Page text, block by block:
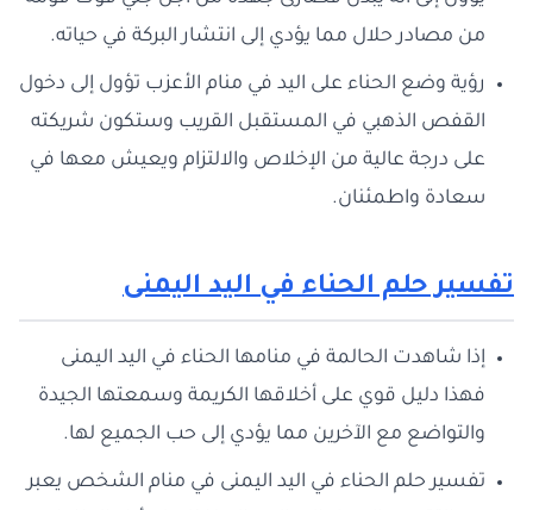
من مصادر حلال مما يؤدي إلى انتشار البركة في حياته.
رؤية وضع الحناء على اليد في منام الأعزب تؤول إلى دخول
القفص الذهبي في المستقبل القريب وستكون شريكته
على درجة عالية من الإخلاص والالتزام ويعيش معها في
سعادة واطمئنان.
تفسير حلم الحناء في اليد اليمنى
إذا شاهدت الحالمة في منامها الحناء في اليد اليمنى
فهذا دليل قوي على أخلاقها الكريمة وسمعتها الجيدة
والتواضع مع الآخرين مما يؤدي إلى حب الجميع لها.
تفسير حلم الحناء في اليد اليمنى في منام الشخص يعبر